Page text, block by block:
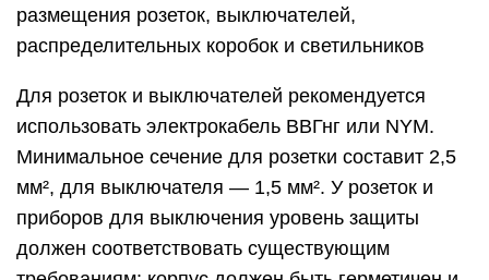
размещения розеток, выключателей,
распределительных коробок и светильников
Для розеток и выключателей рекомендуется
использовать электрокабель ВВГнг или NYM.
Минимальное сечение для розетки составит 2,5
мм², для выключателя — 1,5 мм². У розеток и
приборов для выключения уровень защиты
должен соответствовать существующим